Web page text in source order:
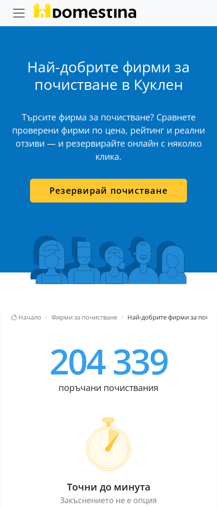
Най-добрите фирми за
почистване в Куклен
Търсите фирма за почистване? Сравнете
проверени фирми по цена, рейтинг и реални
отзиви — и резервирайте онлайн с няколко
клика.
Резервирай почистване
Начало Фирми за почистване Най-добрите фирми за
204 339
поръчани почиствания
Точни до минута
Закъснението не е опция